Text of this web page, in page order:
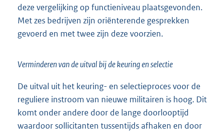
deze vergelijking op functieniveau plaatsgevonden.
Met zes bedrijven zijn oriënterende gesprekken
gevoerd en met twee zijn deze voorzien.
Verminderen van de uitval bij de keuring en selectie
De uitval uit het keuring- en selectieproces voor de
reguliere instroom van nieuwe militairen is hoog. Dit
komt onder andere door de lange doorlooptijd
waardoor sollicitanten tussentijds afhaken en door